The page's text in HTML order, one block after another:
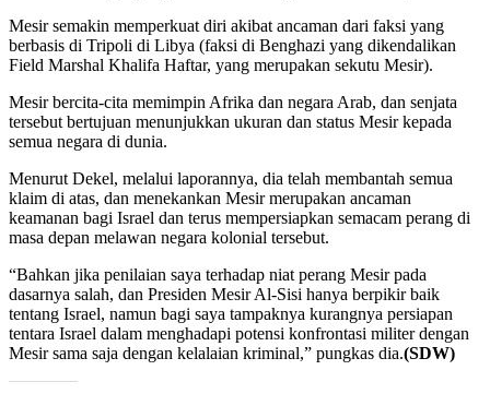
Mesir semakin memperkuat diri akibat ancaman dari faksi yang
berbasis di Tripoli di Libya (faksi di Benghazi yang dikendalikan
Field Marshal Khalifa Haftar, yang merupakan sekutu Mesir).
Mesir bercita-cita memimpin Afrika dan negara Arab, dan senjata
tersebut bertujuan menunjukkan ukuran dan status Mesir kepada
semua negara di dunia.
Menurut Dekel, melalui laporannya, dia telah membantah semua
klaim di atas, dan menekankan Mesir merupakan ancaman
keamanan bagi Israel dan terus mempersiapkan semacam perang di
masa depan melawan negara kolonial tersebut.
“Bahkan jika penilaian saya terhadap niat perang Mesir pada
dasarnya salah, dan Presiden Mesir Al-Sisi hanya berpikir baik
tentang Israel, namun bagi saya tampaknya kurangnya persiapan
tentara Israel dalam menghadapi potensi konfrontasi militer dengan
Mesir sama saja dengan kelalaian kriminal,” pungkas dia.(SDW)